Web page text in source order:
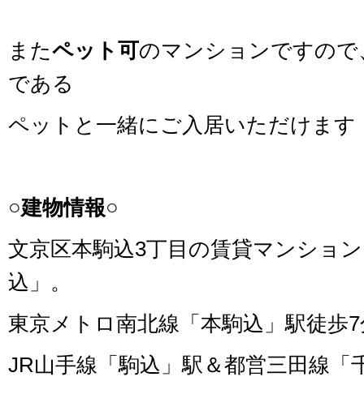
またペット可のマンションですの
である
ペットと一緒にご入居いただけます
○建物情報○
文京区本駒込3丁目の賃貸マンショ
込」。
東京メトロ南北線「本駒込」駅徒歩
JR山手線「駒込」駅＆都営三田線「